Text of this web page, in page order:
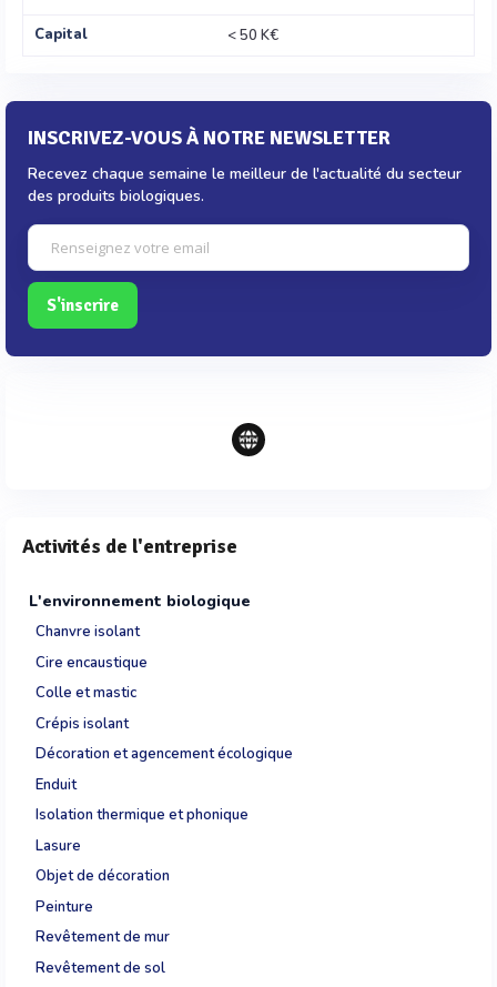
Capital
< 50 K€
INSCRIVEZ-VOUS À NOTRE NEWSLETTER
Recevez chaque semaine le meilleur de l'actualité du secteur
des produits biologiques.
S'inscrire
Activités de l'entreprise
L'environnement biologique
Chanvre isolant
Cire encaustique
Colle et mastic
Crépis isolant
Décoration et agencement écologique
Enduit
Isolation thermique et phonique
Lasure
Objet de décoration
Peinture
Revêtement de mur
Revêtement de sol